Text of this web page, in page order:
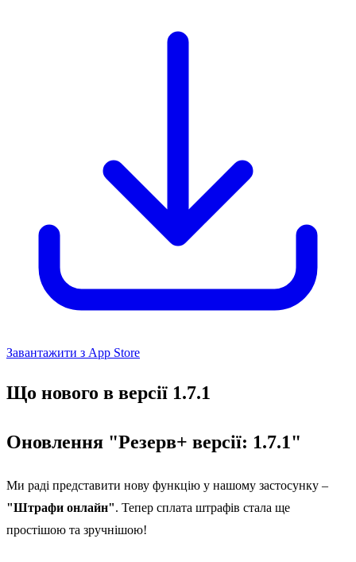
Завантажити з App Store
Що нового в версії 1.7.1
Оновлення "Резерв+ версії: 1.7.1"
Ми раді представити нову функцію у нашому застосунку –
"Штрафи онлайн". Тепер сплата штрафів стала ще
простішою та зручнішою!